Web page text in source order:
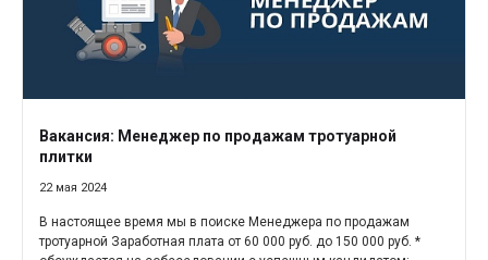
Вакансия: Менеджер по продажам тротуарной
плитки
22 мая 2024
В настоящее время мы в поиске Менеджера по продажам
тротуарной Заработная плата от 60 000 руб. до 150 000 руб. *